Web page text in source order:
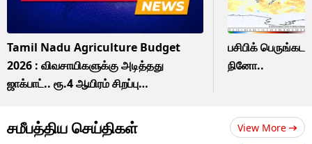
Tamil Nadu Agriculture Budget
2026 : விவசாயிகளுக்கு அடித்தது
ஜாக்பாட்.. ரூ.4 ஆயிரம் சிறப்பு
பசிபிக்
நினோ..
சமீபத்திய செய்திகள் View More